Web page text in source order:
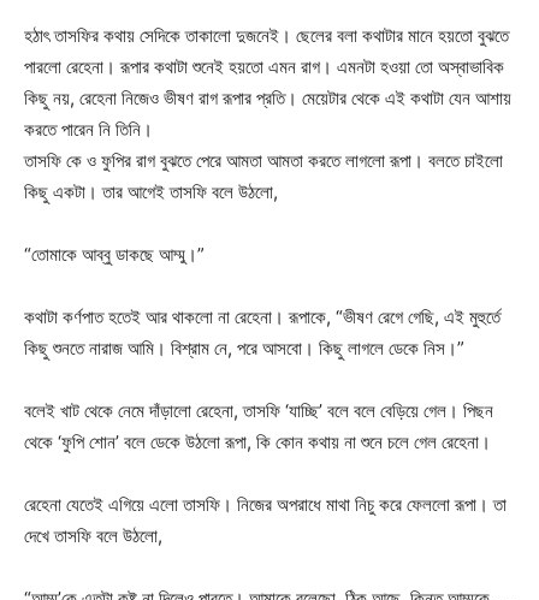
হঠাৎ তাসফির কথায় সেদিকে তাকালো দুজনেই। ছেলের বলা কথাটার মানে হয়তো বুঝতে
পারলো রেহেনা। রূপার কথাটা শুনেই হয়তো এমন রাগ। এমনটা হওয়া তো অস্বাভাবিক
কিছু নয়, রেহেনা নিজেও ভীষণ রাগ রূপার প্রতি। মেয়েটার থেকে এই কথাটা যেন আশায়
করতে পারেন নি তিনি।
তাসফি কে ও ফুপির রাগ বুঝতে পেরে আমতা আমতা করতে লাগলো রূপা। বলতে চাইলো
কিছু একটা। তার আগেই তাসফি বলে উঠলো,
“তোমাকে আব্বু ডাকছে আম্মু।”
কথাটা কর্ণপাত হতেই আর থাকলো না রেহেনা। রূপাকে, “ভীষণ রেগে গেছি, এই মুহুর্তে
কিছু শুনতে নারাজ আমি। বিশ্রাম নে, পরে আসবো। কিছু লাগলে ডেকে নিস।”
বলেই খাট থেকে নেমে দাঁড়ালো রেহেনা, তাসফি ‘যাচ্ছি’ বলে বলে বেড়িয়ে গেল। পিছন
থেকে ‘ফুপি শোন’ বলে ডেকে উঠলো রূপা, কি কোন কথায় না শুনে চলে গেল রেহেনা।
রেহেনা যেতেই এগিয়ে এলো তাসফি। নিজের অপরাধে মাথা নিচু করে ফেললো রূপা। তা
দেখে তাসফি বলে উঠলো,